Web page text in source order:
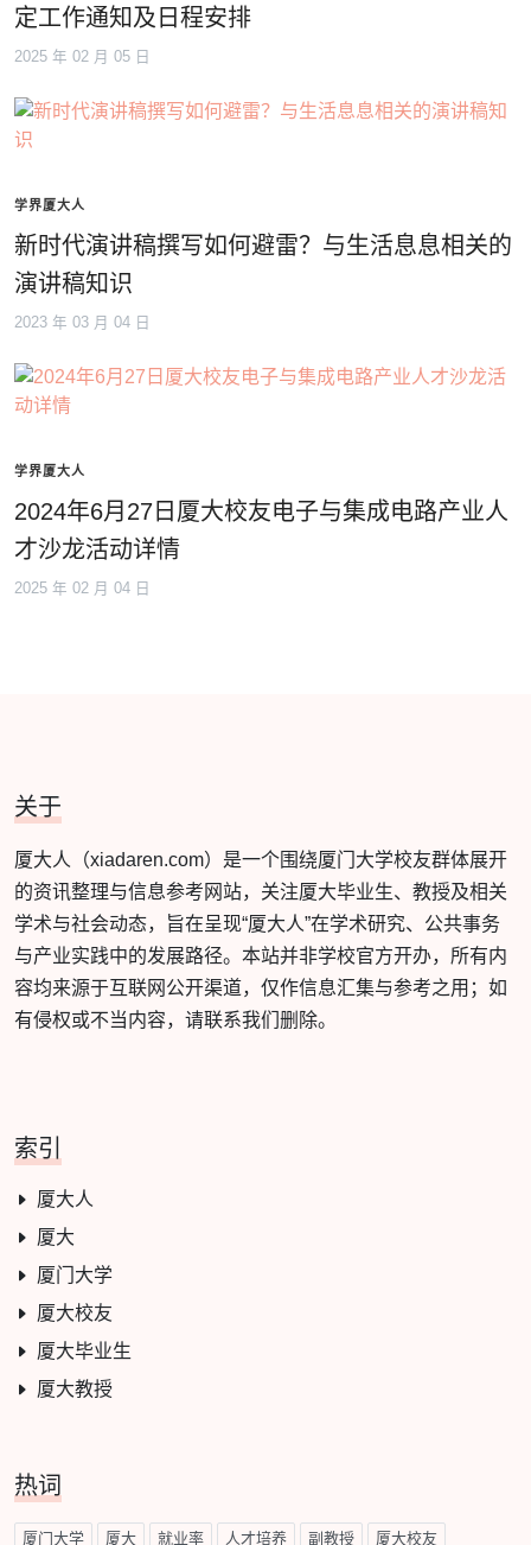
定工作通知及日程安排
2025 年 02 月 05 日
学界厦大人
新时代演讲稿撰写如何避雷？与生活息息相关的
演讲稿知识
2023 年 03 月 04 日
学界厦大人
2024年6月27日厦大校友电子与集成电路产业人
才沙龙活动详情
2025 年 02 月 04 日
关于
厦大人（xiadaren.com）是一个围绕厦门大学校友群体展开
的资讯整理与信息参考网站，关注厦大毕业生、教授及相关
学术与社会动态，旨在呈现“厦大人”在学术研究、公共事务
与产业实践中的发展路径。本站并非学校官方开办，所有内
容均来源于互联网公开渠道，仅作信息汇集与参考之用；如
有侵权或不当内容，请联系我们删除。
索引
厦大人
厦大
厦门大学
厦大校友
厦大毕业生
厦大教授
热词
厦门大学 厦大 就业率 人才培养 副教授 厦大校友